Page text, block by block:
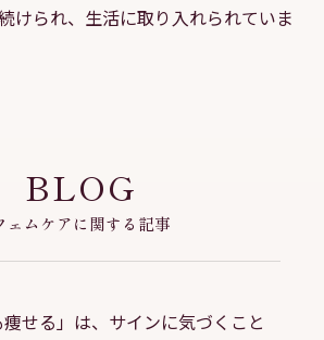
けられ、生活に取り入れられていま
BLOG
ェムケアに関する記事
痩せる」は、サインに気づくこと